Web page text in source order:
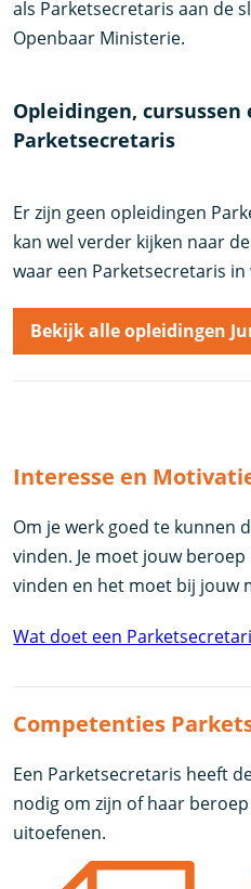
als Parketsecretaris aan de
Openbaar Ministerie.
Opleidingen,
Parketsecretaris
Er zijn geen opleidingen
kan wel verder kijken naar
waar een Parketsecretaris
Bekijk alle opleidingen
Interesse en
Om je werk goed te kunnen
vinden. Je moet jouw
vinden en het moet bij jouw
Wat doet een
Competenties
Een Parketsecretaris heeft
nodig om zijn of haar
uitoefenen.